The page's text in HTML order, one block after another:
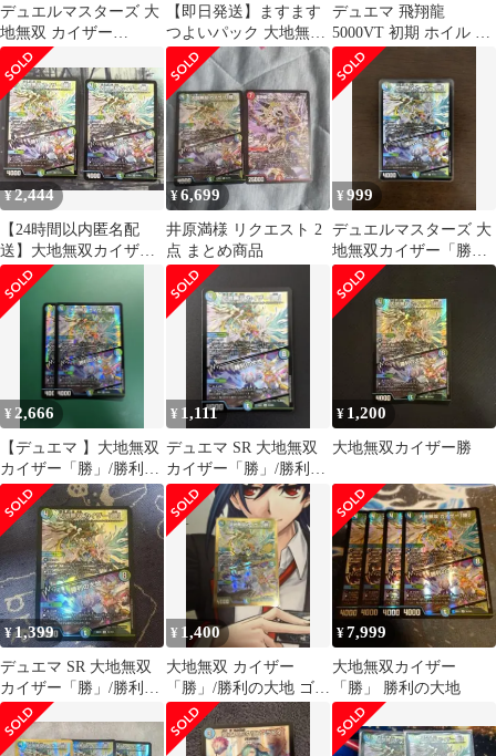
デュエルマスターズ 大
地無双 カイザー
「勝」 勝利の大地
【即日発送】ますます
つよいパック 大地無双
カイザー 「勝」 / 勝利
の大地
デュエマ 飛翔龍
5000VT 初期 ホイル 2
枚セット
¥2,444
【24時間以内匿名配
送】大地無双カイザー
「勝」 SR 2枚
¥6,699
井原満様 リクエスト 2
点 まとめ商品
¥999
デュエルマスターズ 大
地無双カイザー「勝」/
勝利の大地
¥2,666
【デュエマ 】大地無双
カイザー「勝」/勝利の
大地
¥ 1,111
デュエマ SR 大地無双
カイザー「勝」/勝利の
大地
¥ 1,200
大地無双カイザー勝
¥1,399
デュエマ SR 大地無双
カイザー「勝」/勝利の
大地
¥ 1,400
大地無双 カイザー
「勝」/勝利の大地 ゴー
ルドボーダー版
¥7,999
大地無双カイザー
「勝」 勝利の大地